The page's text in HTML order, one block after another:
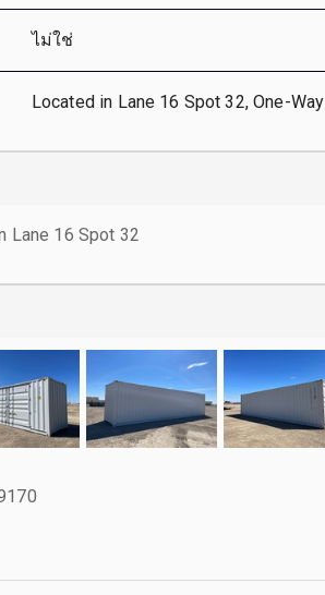
ไม่ใช่
Located in Lane 16 Spot 32, One-Way
Lane 16 Spot 32